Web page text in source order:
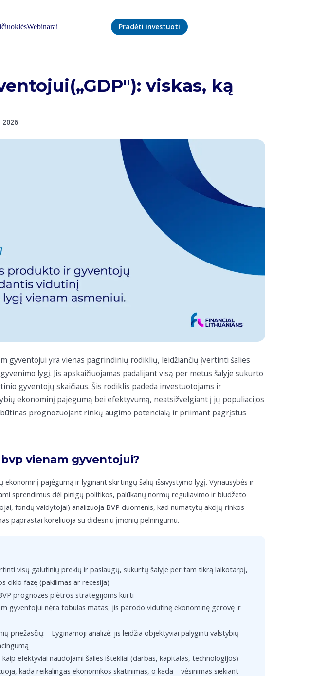
Webinarai Pradėti investuoti
viskas, ką
2026
gyventojui yra vienas pagrindinių rodiklių, leidžiančių įvertinti šalies
lygį. Jis apskaičiuojamas padalijant visą per metus šalyje sukurto
gyventojų skaičiaus. Šis rodiklis padeda investuotojams ir
ekonominį pajėgumą bei efektyvumą, neatsižvelgiant į jų populiacijos
būtinas prognozuojant rinkų augimo potencialą ir priimant pagrįstus
vienam gyventojui?
pajėgumą ir lyginant skirtingų šalių išsivystymo lygį. Vyriausybės ir
sprendimus dėl pinigų politikos, palūkanų normų reguliavimo ir biudžeto
fondų valdytojai) analizuoja BVP duomenis, kad numatytų akcijų rinkos
paprastai koreliuoja su didesniu įmonių pelningumu.
visų galutinių prekių ir paslaugų, sukurtų šalyje per tam tikrą laikotarpį,
ciklo fazę (pakilimas ar recesija)
prognozes plėtros strategijoms kurti
gyventojui nėra tobulas matas, jis parodo vidutinę ekonominę gerovę ir
priežasčių: - Lyginamoji analizė: jis leidžia objektyviai palyginti valstybių
efektyviai naudojami šalies ištekliai (darbas, kapitalas, technologijos)
kada reikalingas ekonomikos skatinimas, o kada – vėsinimas siekiant